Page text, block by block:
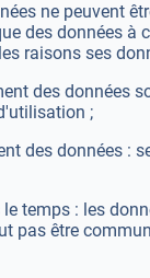
ne peuvent
des données
raisons ses
des données
;
des données :
temps : les
pas être